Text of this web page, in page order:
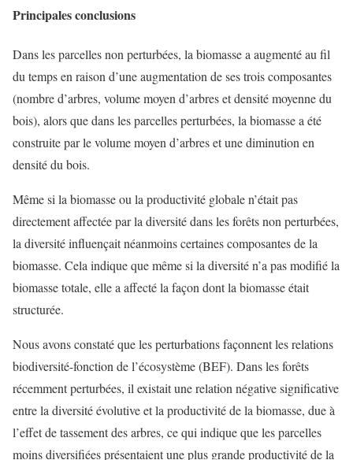
Principales conclusions
Dans les parcelles non perturbées, la biomasse a augmenté au fil
du temps en raison d’une augmentation de ses trois composantes
(nombre d’arbres, volume moyen d’arbres et densité moyenne du
bois), alors que dans les parcelles perturbées, la biomasse a été
construite par le volume moyen d’arbres et une diminution en
densité du bois.
Même si la biomasse ou la productivité globale n’était pas
directement affectée par la diversité dans les forêts non perturbées,
la diversité influençait néanmoins certaines composantes de la
biomasse. Cela indique que même si la diversité n’a pas modifié la
biomasse totale, elle a affecté la façon dont la biomasse était
structurée.
Nous avons constaté que les perturbations façonnent les relations
biodiversité-fonction de l’écosystème (BEF). Dans les forêts
récemment perturbées, il existait une relation négative significative
entre la diversité évolutive et la productivité de la biomasse, due à
l’effet de tassement des arbres, ce qui indique que les parcelles
moins diversifiées présentaient une plus grande productivité de la